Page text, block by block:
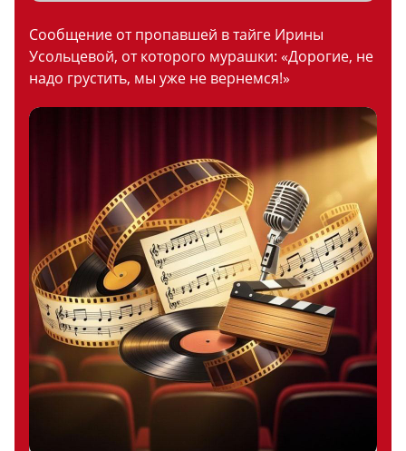
Сообщение от пропавшей в тайге Ирины
Усольцевой, от которого мурашки: «Дорогие, не
надо грустить, мы уже не вернемся!»